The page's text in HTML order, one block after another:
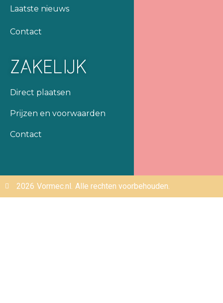
Laatste nieuws
Contact
ZAKELIJK
Direct plaatsen
Prijzen en voorwaarden
Contact
2026 Vormec.nl. Alle rechten voorbehouden.